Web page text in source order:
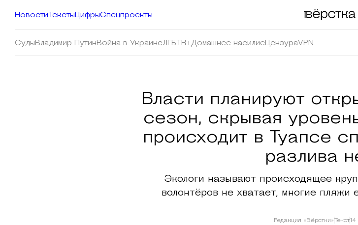
НовостиТекстыЦифрыСпецпроекты
СудыВладимир ПутинВойна в УкраинеЛГБТК+Домашнее насилиеЦензураVPN
Власти планируют
сезон, скрывая
происходит в Туапсе
разлива
Экологи называют происходящее
волонтёров не хватает, многие
Редакция «Вёрстки»Текст